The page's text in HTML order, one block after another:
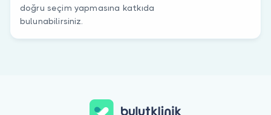
doğru seçim yapmasına katkıda
bulunabilirsiniz.